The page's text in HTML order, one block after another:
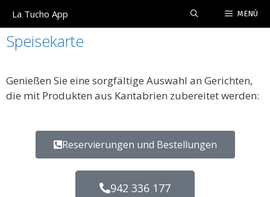
La Tucho App MENÚ
Speisekarte
Genießen Sie eine sorgfältige Auswahl an Gerichten,
die mit Produkten aus Kantabrien zubereitet werden:
Reservierungen und Bestellungen
942 336 177